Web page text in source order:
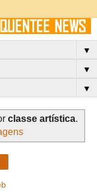
▼
▼
▼
classe artística.